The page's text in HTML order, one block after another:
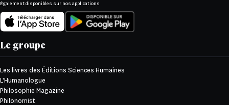
Également disponibles sur nos applications
Le groupe
Les livres des Éditions Sciences Humaines
L’Humanologue
Philosophie Magazine
Philonomist